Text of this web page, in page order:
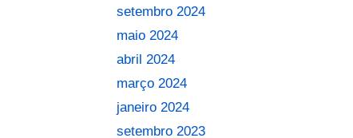
setembro 2024
maio 2024
abril 2024
março 2024
janeiro 2024
setembro 2023